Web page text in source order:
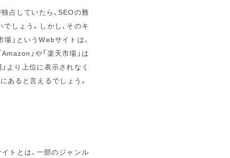
占していたら、SEOの難
しょう。しかし、そのキ
」というWebサイトは、
」や「楽天市場」は
より上位に表示されなく
あると言えるでしょう。
トとは、一部のジャンル